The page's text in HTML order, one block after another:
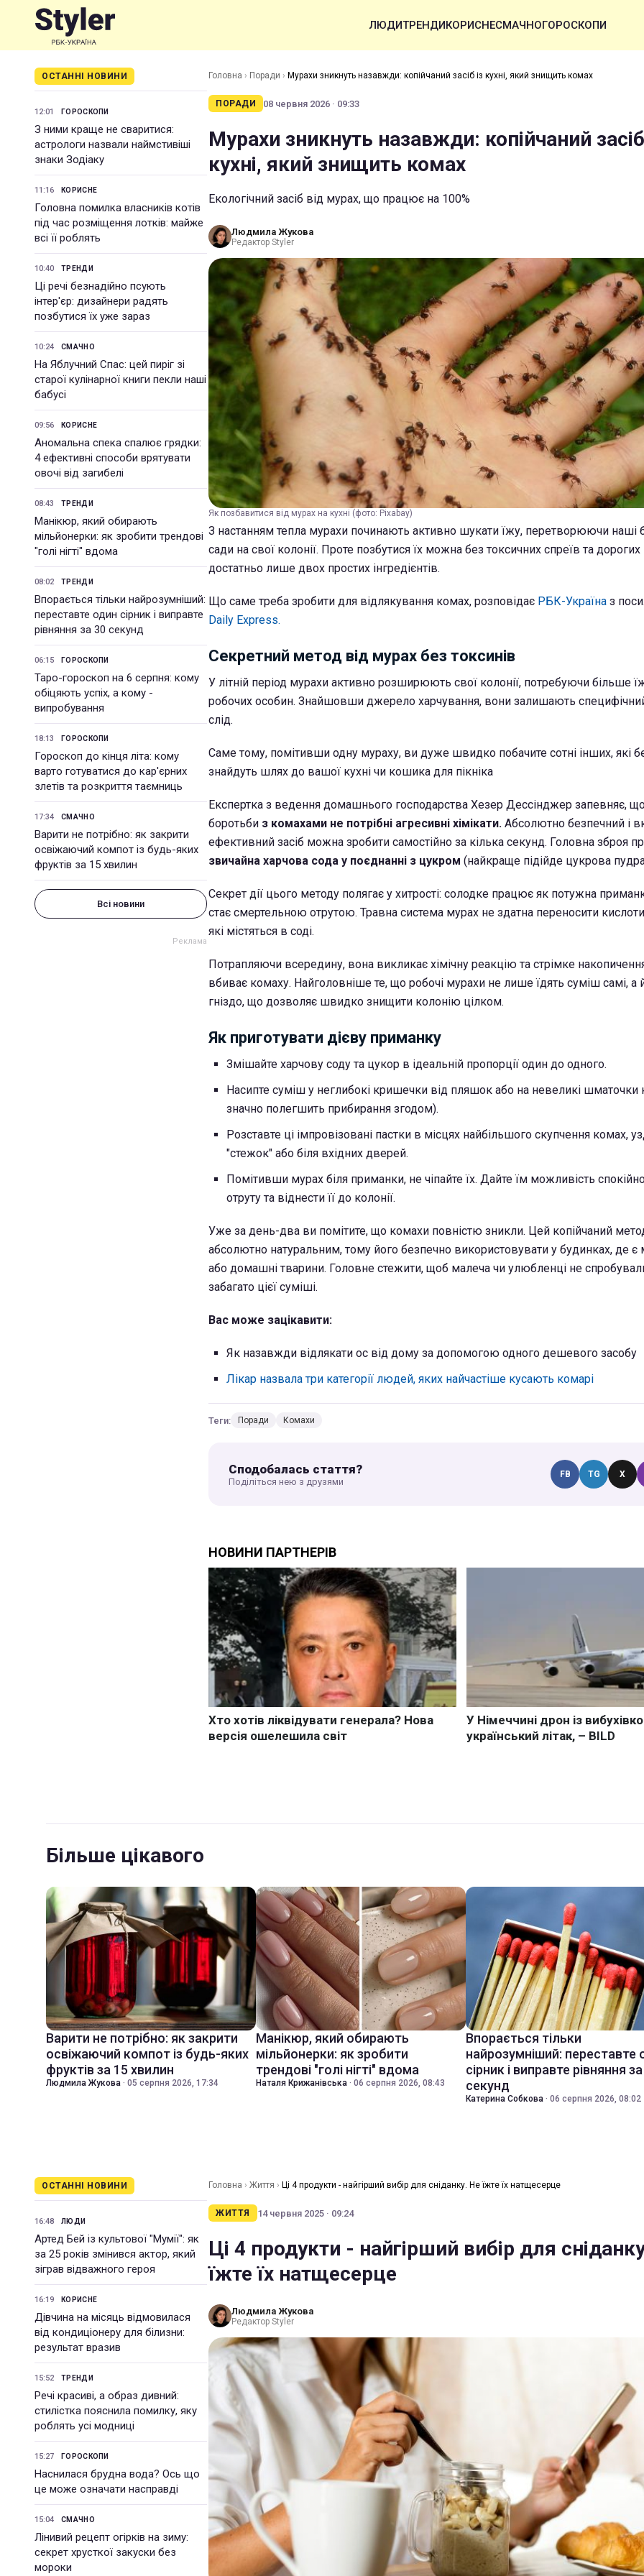
ЛЮДИТРЕНДИКОРИСНЕСМАЧНОГОРОСКОПИ
ОСТАННІ НОВИНИ
12:01 ГОРОСКОПИ
З ними краще не сваритися:
астрологи назвали наймстивіші
знаки Зодіаку
11:16 КОРИСНЕ
Головна помилка власників котів
під час розміщення лотків: майже
всі її роблять
10:40 ТРЕНДИ
Ці речі безнадійно псують
інтер'єр: дизайнери радять
позбутися їх уже зараз
10:24 СМАЧНО
На Яблучний Спас: цей пиріг зі
старої кулінарної книги пекли наші
бабусі
09:56 КОРИСНЕ
Аномальна спека спалює грядки:
4 ефективні способи врятувати
овочі від загибелі
08:43 ТРЕНДИ
Манікюр, який обирають
мільйонерки: як зробити трендові
"голі нігті" вдома
08:02 ТРЕНДИ
Впорається тільки найрозумніший:
переставте один сірник і виправте
рівняння за 30 секунд
06:15 ГОРОСКОПИ
Таро-гороскоп на 6 серпня: кому
обіцяють успіх, а кому -
випробування
18:13 ГОРОСКОПИ
Гороскоп до кінця літа: кому
варто готуватися до кар'єрних
злетів та розкриття таємниць
17:34 СМАЧНО
Варити не потрібно: як закрити
освіжаючий компот із будь-яких
фруктів за 15 хвилин
Всі новини
Головна › Поради › Мурахи зникнуть назавжди: копійчаний засіб із кухні, який знищить комах
ПОРАДИ 08 червня 2026 · 09:33
Мурахи зникнуть назавжди: копійчаний засіб
кухні, який знищить комах
Екологічний засіб від мурах, що працює на 100%
Людмила Жукова
Редактор Styler
Як позбавитися від мурах на кухні (фото: Pixabay)
З настанням тепла мурахи починають активно шукати їжу, перетворюючи наші
сади на свої колонії. Проте позбутися їх можна без токсичних спреїв та дорогих
достатньо лише двох простих інгредієнтів.
Що саме треба зробити для відлякування комах, розповідає РБК-Україна з
Daily Express.
Секретний метод від мурах без токсинів
У літній період мурахи активно розширюють свої колонії, потребуючи більше
робочих особин. Знайшовши джерело харчування, вони залишають
слід.
Саме тому, помітивши одну мураху, ви дуже швидко побачите сотні інших, які
знайдуть шлях до вашої кухні чи кошика для пікніка
Експертка з ведення домашнього господарства Хезер Дессінджер запевняє,
боротьби з комахами не потрібні агресивні хімікати. Абсолютно безпечний і
ефективний засіб можна зробити самостійно за кілька секунд. Головна зброя
звичайна харчова сода у поєднанні з цукром (найкраще підійде цукрова
Секрет дії цього методу полягає у хитрості: солодке працює як потужна
стає смертельною отрутою. Травна система мурах не здатна переносити
які містяться в соді.
Потрапляючи всередину, вона викликає хімічну реакцію та стрімке
вбиває комаху. Найголовніше те, що робочі мурахи не лише їдять суміш самі, а
гніздо, що дозволяє швидко знищити колонію цілком.
Як приготувати дієву приманку
Змішайте харчову соду та цукор в ідеальній пропорції один до одного.
Насипте суміш у неглибокі кришечки від пляшок або на невеликі шматочки
значно полегшить прибирання згодом).
Розставте ці імпровізовані пастки в місцях найбільшого скупчення комах,
"стежок" або біля вхідних дверей.
Помітивши мурах біля приманки, не чіпайте їх. Дайте їм можливість
отруту та віднести її до колонії.
Уже за день-два ви помітите, що комахи повністю зникли. Цей копійчаний
абсолютно натуральним, тому його безпечно використовувати у будинках, де є
або домашні тварини. Головне стежити, щоб малеча чи улюбленці не
забагато цієї суміші.
Вас може зацікавити:
Як назавжди відлякати ос від дому за допомогою одного дешевого засобу
Лікар назвала три категорії людей, яких найчастіше кусають комарі
Теги: Поради Комахи
Сподобалась стаття?
Поділіться нею з друзями
FB TG X
Більше цікавого
Варити не потрібно: як закрити
освіжаючий компот із будь-яких
фруктів за 15 хвилин
Людмила Жукова · 05 серпня 2026, 17:34
Манікюр, який обирають
мільйонерки: як зробити
трендові "голі нігті" вдома
Наталя Крижанівська · 06 серпня 2026, 08:43
Впорається тільки
найрозумніший: переставте
сірник і виправте рівняння
секунд
Катерина Собкова · 06 серпня 2026, 08:02
ОСТАННІ НОВИНИ
16:48 ЛЮДИ
Артед Бей із культової "Мумії": як
за 25 років змінився актор, який
зіграв відважного героя
16:19 КОРИСНЕ
Дівчина на місяць відмовилася
від кондиціонеру для білизни:
результат вразив
15:52 ТРЕНДИ
Речі красиві, а образ дивний:
стилістка пояснила помилку, яку
роблять усі модниці
15:27 ГОРОСКОПИ
Наснилася брудна вода? Ось що
це може означати насправді
15:04 СМАЧНО
Лінивий рецепт огірків на зиму:
секрет хрусткої закуски без
мороки
Головна › Життя › Ці 4 продукти - найгірший вибір для сніданку. Не їжте їх натщесерце
ЖИТТЯ 14 червня 2025 · 09:24
Ці 4 продукти - найгірший вибір для
їжте їх натщесерце
Людмила Жукова
Редактор Styler